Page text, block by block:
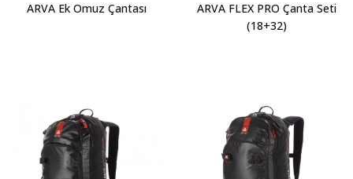
ARVA Ek Omuz Çantası
ARVA FLEX PRO Çanta Seti
(18+32)